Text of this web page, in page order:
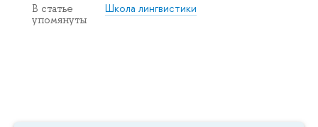
В статье
упомянуты
Школа лингвистики